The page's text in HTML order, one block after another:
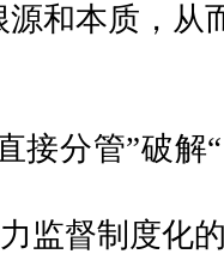
和本质，从
直接分管”破
力监督制度化